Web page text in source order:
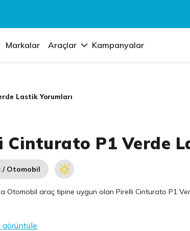
Markalar Araçlar Kampanyalar
Lastik Yorumları
Cinturato P1 Verde
/ Otomobil
Otomobil araç tipine uygun olanPirelli Cinturato P1
görüntüle